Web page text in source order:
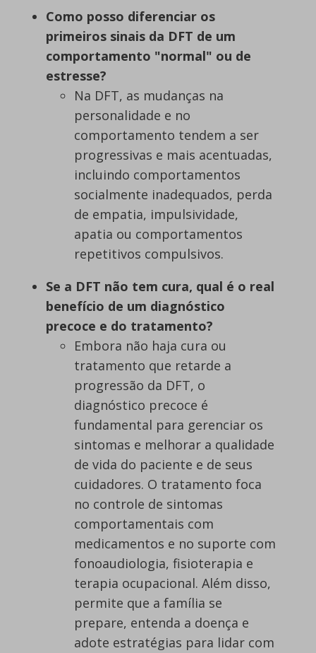
Como posso diferenciar os
primeiros sinais da DFT de um
comportamento "normal" ou de
estresse?
Na DFT, as mudanças na
personalidade e no
comportamento tendem a ser
progressivas e mais acentuadas,
incluindo comportamentos
socialmente inadequados, perda
de empatia, impulsividade,
apatia ou comportamentos
repetitivos compulsivos.
Se a DFT não tem cura, qual é o real
benefício de um diagnóstico
precoce e do tratamento?
Embora não haja cura ou
tratamento que retarde a
progressão da DFT, o
diagnóstico precoce é
fundamental para gerenciar os
sintomas e melhorar a qualidade
de vida do paciente e de seus
cuidadores. O tratamento foca
no controle de sintomas
comportamentais com
medicamentos e no suporte com
fonoaudiologia, fisioterapia e
terapia ocupacional. Além disso,
permite que a família se
prepare, entenda a doença e
adote estratégias para lidar com